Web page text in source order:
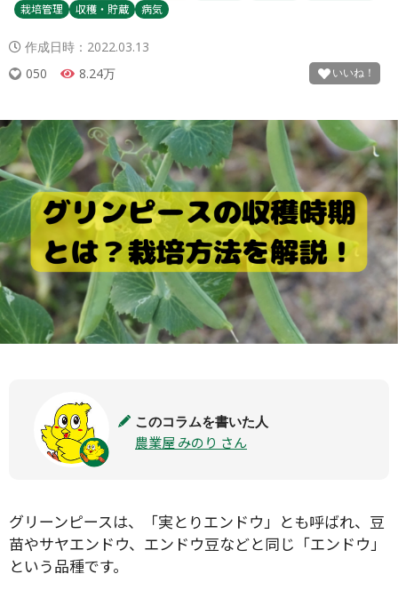
栽培管理
収穫・貯蔵 病気
作成日時： 2022.03.13
050
8.24万
このコラムを書いた人
農業屋 みのり さん
グリーンピースは、「実とりエンドウ」とも呼ばれ、豆
苗やサヤエンドウ、エンドウ豆などと同じ「エンドウ」
という品種です。